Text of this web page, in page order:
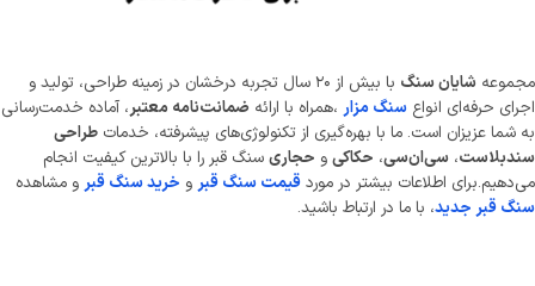
شایان سنگ
با بیش از ۲۰ سال تجربه درخشان در زمینه طراحی، تولید و
حرفه‌ای انواعسنگ مزار،همراه با ارائهضمانت‌نامه معتبر، آماده خدمت‌رسانی
عزیزان است. ما با بهره‌گیری از تکنولوژی‌های پیشرفته، خدماتطراحی
،سی‌ان‌سی،حکاکیوحجاریسنگ قبر را با بالاترین کیفیت انجام
اطلاعات بیشتر در موردقیمت سنگ قبروخرید سنگ قبرو مشاهده
قبر جدید، با ما در ارتباط باشید.